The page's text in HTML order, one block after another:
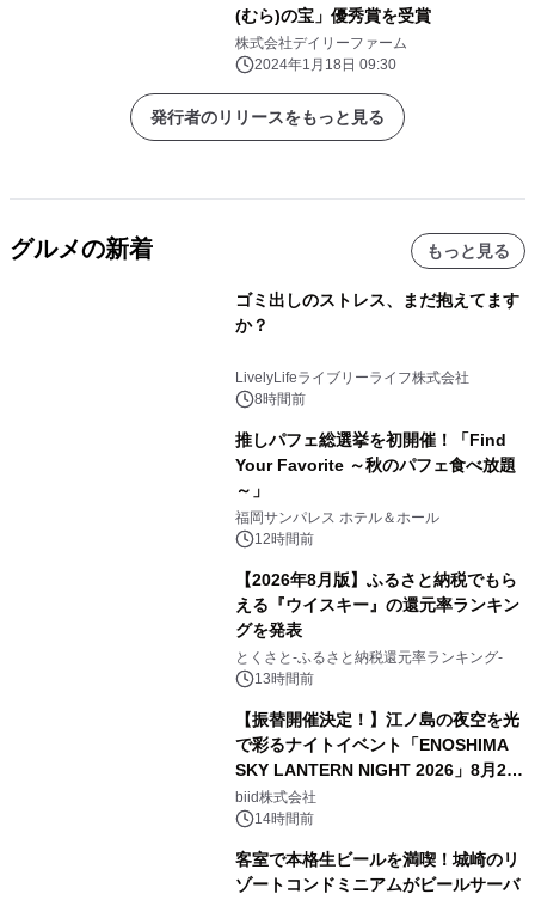
(むら)の宝」優秀賞を受賞
株式会社デイリーファーム
2024年1月18日 09:30
発行者のリリースをもっと見る
グルメの新着 もっと見る
ゴミ出しのストレス、まだ抱えてます
か？
LivelyLifeライブリーライフ株式会社
8時間前
推しパフェ総選挙を初開催！「Find
Your Favorite ～秋のパフェ食べ放題
～」
福岡サンパレス ホテル＆ホール
12時間前
【2026年8月版】ふるさと納税でもら
える『ウイスキー』の還元率ランキン
グを発表
とくさと-ふるさと納税還元率ランキング-
13時間前
【振替開催決定！】江ノ島の夜空を光
で彩るナイトイベント「ENOSHIMA
SKY LANTERN NIGHT 2026」8月22
日(土)振替開催＆受付スタート！
biid株式会社
14時間前
客室で本格生ビールを満喫！城崎のリ
ゾートコンドミニアムがビールサーバ